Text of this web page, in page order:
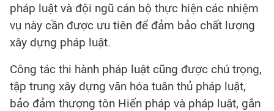
pháp luật và đội ngũ cán bộ thực hiện các nhiệm
vụ này cần được ưu tiên để đảm bảo chất lượng
xây dựng pháp luật.
Công tác thi hành pháp luật cũng được chú trọng,
tập trung xây dựng văn hóa tuân thủ pháp luật,
bảo đảm thượng tôn Hiến pháp và pháp luật, gắn